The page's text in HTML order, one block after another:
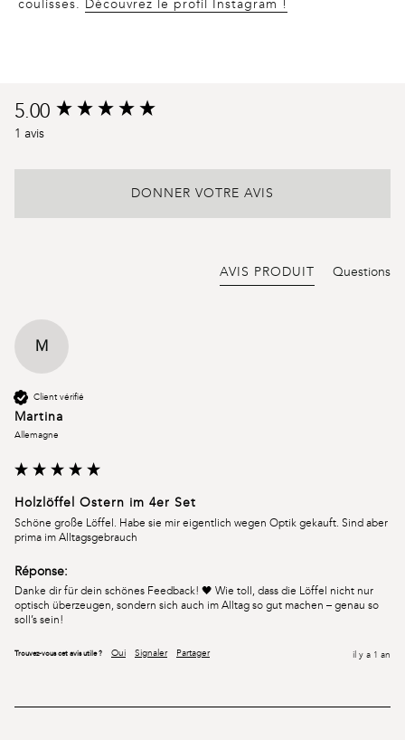
coulisses. Découvrez le profil Instagram !
reviews
5.00
1 avis
DONNER VOTRE AVIS
AVIS PRODUIT Questions
M
Client vérifié
Martina
Allemagne
Holzlöffel Ostern im 4er Set
Schöne große Löffel. Habe sie mir eigentlich wegen Optik gekauft. Sind aber
prima im Alltagsgebrauch
Réponse:
Danke dir für dein schönes Feedback! 🖤 Wie toll, dass die Löffel nicht nur
optisch überzeugen, sondern sich auch im Alltag so gut machen – genau so
soll’s sein!
Trouvez-vous cet avis utile ? Oui Signaler Partager il y a 1 an
New content loaded